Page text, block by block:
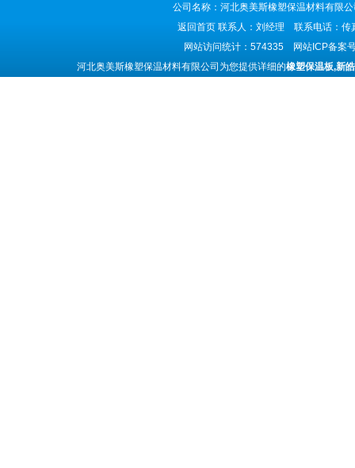
公司名称：河北奥美斯橡塑保温材料有
返回首页 联系人：刘经理 联系电话：
网站访问统计：574335 网站ICP备案
河北奥美斯橡塑保温材料有限公司为您提供详细的橡塑保温板,新